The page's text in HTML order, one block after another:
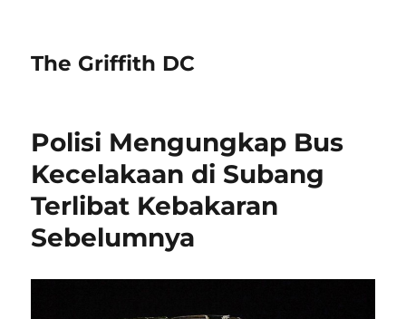
The Griffith DC
Polisi Mengungkap Bus
Kecelakaan di Subang
Terlibat Kebakaran
Sebelumnya